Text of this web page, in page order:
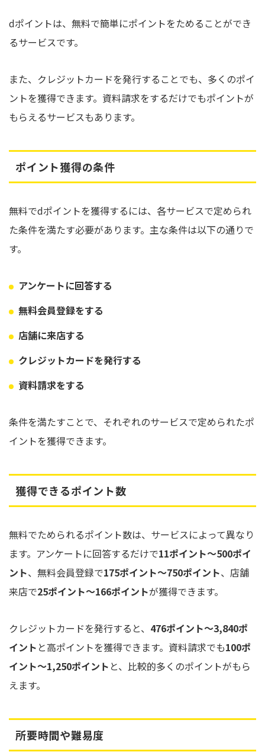
dポイントは、無料で簡単にポイントをためることができ
るサービスです。
また、クレジットカードを発行することでも、多くのポイ
ントを獲得できます。資料請求をするだけでもポイントが
もらえるサービスもあります。
ポイント獲得の条件
無料でdポイントを獲得するには、各サービスで定められ
た条件を満たす必要があります。主な条件は以下の通りで
す。
アンケートに回答する
無料会員登録をする
店舗に来店する
クレジットカードを発行する
資料請求をする
条件を満たすことで、それぞれのサービスで定められたポ
イントを獲得できます。
獲得できるポイント数
無料でためられるポイント数は、サービスによって異なり
ます。アンケートに回答するだけで11ポイント〜500ポイ
ント、無料会員登録で175ポイント〜750ポイント、店舗
来店で25ポイント〜166ポイントが獲得できます。
クレジットカードを発行すると、 476ポイント〜3,840ポ
イント と高ポイントを獲得できます。資料請求でも100ポ
イント〜1,250ポイント と、比較的多くのポイントがもら
えます。
所要時間や難易度